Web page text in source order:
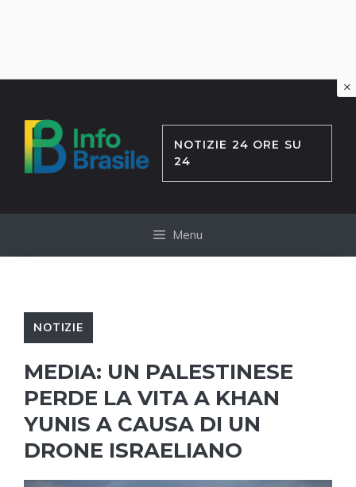
contenuto
NOTIZIE 24 ORE SU
24
Menu
NOTIZIE
MEDIA: UN PALESTINESE
PERDE LA VITA A KHAN
YUNIS A CAUSA DI UN
DRONE ISRAELIANO
×